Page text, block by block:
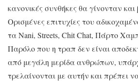
κανονικές συνθήκες θα γίνονταν και
Ορισμένες επιτυχίες του
τα Nani, Streets, Chit Chat, Πάρτο
Παρόλο που η τραπ δεν είναι
από μεγάλη μερίδα ανθρώπων,
τρελαίνονται με αυτήν και πρέπει